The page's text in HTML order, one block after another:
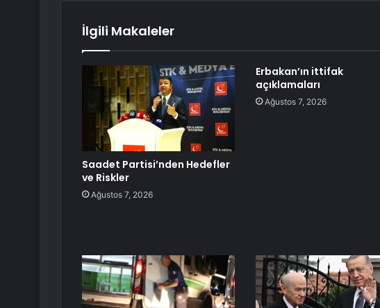
İlgili Makaleler
Saadet Partisi’nden Hedefler
ve Riskler
Ağustos 7, 2026
Erbakan’ın ittifak
açıklamaları
Ağustos 7, 2026